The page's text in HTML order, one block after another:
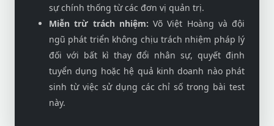
sự chính thống từ các đơn vị quản trị.
Miễn trừ trách nhiệm: Võ Việt Hoàng và đội
ngũ phát triển không chịu trách nhiệm pháp lý
đối với bất kì thay đổi nhân sự, quyết định
tuyển dụng hoặc hệ quả kinh doanh nào phát
sinh từ việc sử dụng các chỉ số trong bài test
này.